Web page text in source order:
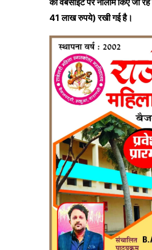
की वेबसाइट पर नीलाम किए जा
41 लाख रुपये) रखी गई है।